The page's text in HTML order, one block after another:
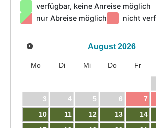
verfügbar, keine Anreise möglich
nur Abreise möglich
nicht
August 2026
Mo Di Mi Do Fr
3
4 5 6 7
10
11 12 13 14